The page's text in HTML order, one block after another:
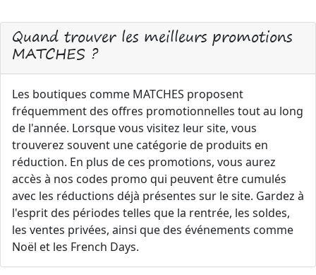
Quand trouver les meilleurs promotions
MATCHES ?
Les boutiques comme MATCHES proposent
fréquemment des offres promotionnelles tout au long
de l'année. Lorsque vous visitez leur site, vous
trouverez souvent une catégorie de produits en
réduction. En plus de ces promotions, vous aurez
accès à nos codes promo qui peuvent être cumulés
avec les réductions déjà présentes sur le site. Gardez à
l'esprit des périodes telles que la rentrée, les soldes,
les ventes privées, ainsi que des événements comme
Noël et les French Days.